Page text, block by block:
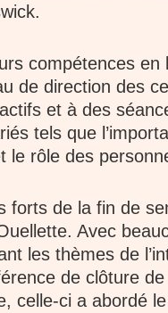
compétences
de direction des
et à des
tels que
le rôle des
forts de la fin de
Avec
les thèmes de
de clôture
celle-ci a abordé